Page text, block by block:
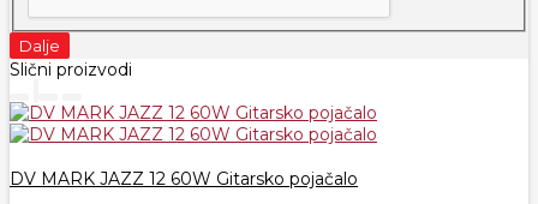
Dalje
Slični proizvodi
DV MARK JAZZ 12 60W Gitarsko pojačalo